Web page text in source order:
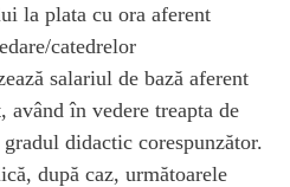
la plata cu ora aferent
catedrelor
salariul de bază aferent
în vedere treapta de
didactic corespunzător.
după caz, următoarele